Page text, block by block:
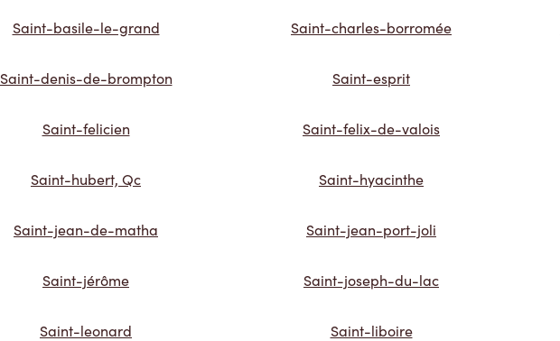
Saint-basile-le-grand Saint-charles-borromée
Saint-denis-de-brompton Saint-esprit
Saint-felicien Saint-felix-de-valois
Saint-hubert, Qc Saint-hyacinthe
Saint-jean-de-matha Saint-jean-port-joli
Saint-jérôme Saint-joseph-du-lac
Saint-leonard Saint-liboire